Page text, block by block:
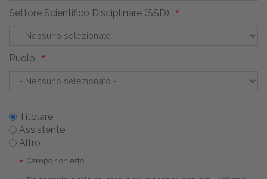
Settore Scientifico Disciplinare (SSD)
Ruolo
Titolare
Assistente
Altro
Campo richiesto